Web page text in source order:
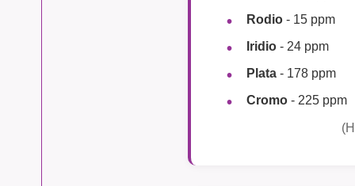
Rodio - 15 ppm
Iridio - 24 ppm
Plata - 178 ppm
Cromo - 225 ppm